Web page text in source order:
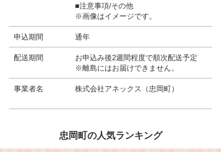
■注意事項/その他
※画像はイメージです。
申込期間 通年
配送期間
お申込み後2週間程度で順次配送予定
※離島にはお届けできません。
事業者名 株式会社アネックス（忠岡町）
忠岡町の人気ランキング